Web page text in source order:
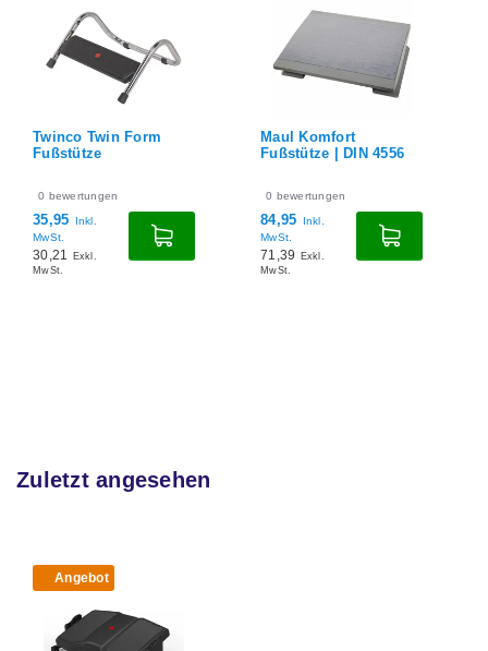
Maul Komfort
Fußstütze | DIN 4556
0 bewertungen
84,95
Inkl.
MwSt.
71,39
Exkl.
MwSt.
WEDO EDV DIN4556
Fußstütze schwarz
0 bewertungen
159,00Inkl.
MwSt.
133,61Exkl.
MwSt.
Zuletzt angesehen
Angebot